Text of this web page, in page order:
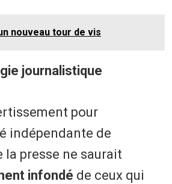
nouveau tour de vis
journalistique
pour
indépendante de
presse ne saurait
infondé de ceux qui